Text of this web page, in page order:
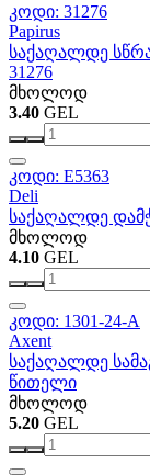
კოდი: 31276
Papirus
საქაღალდე
31276
მხოლოდ
3.40 GEL
კოდი: E5363
Deli
საქაღალდე
მხოლოდ
4.10 GEL
კოდი: 1301-24-A
Axent
საქაღალდე
წითელი
მხოლოდ
5.20 GEL